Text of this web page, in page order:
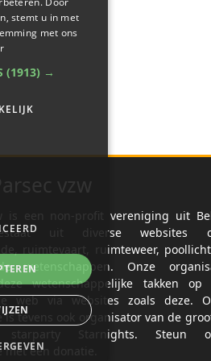
is een non-profit vereniging uit
uit diverse websites
ruimtevaart, ruimteweer,
wetenschappen. Onze
wetenschappelijke takken op
web via websites zoals deze.
is tevens ook organisator van de
starparty Starnights. Steun
een donatie.
stemt u in met
met ons
(1913) →